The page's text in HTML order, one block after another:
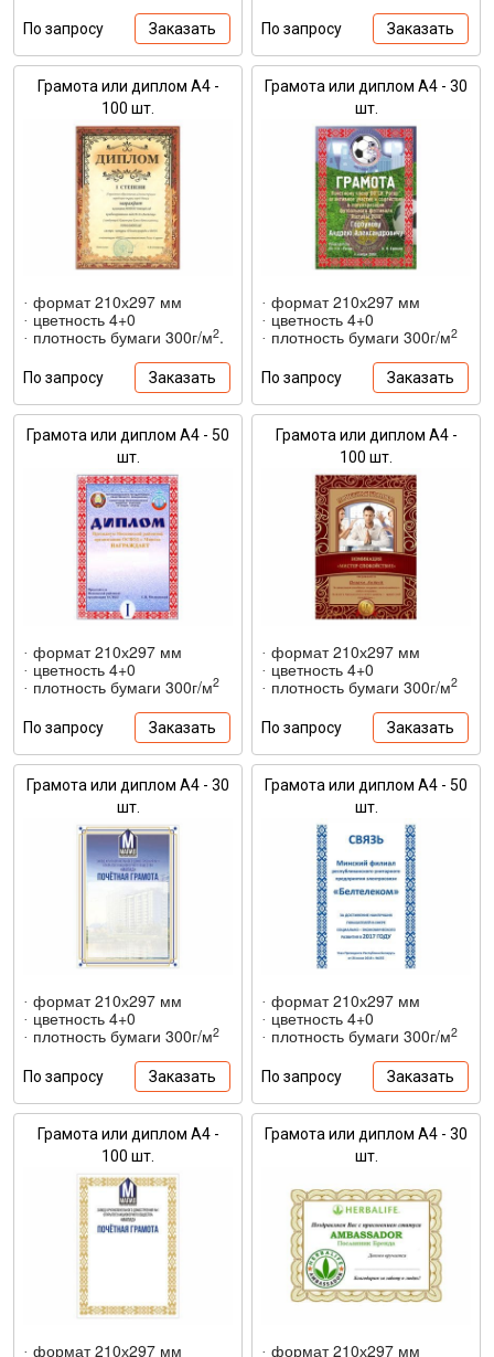
По запросу Заказать По запросу Заказать
Грамота или диплом А4 -
100 шт.
· формат 210х297 мм
· цветность 4+0
· плотность бумаги 300г/м2.
По запросу Заказать
Грамота или диплом А4 - 30
шт.
· формат 210х297 мм
· цветность 4+0
· плотность бумаги 300г/м2
По запросу Заказать
Грамота или диплом А4 - 50
шт.
· формат 210х297 мм
· цветность 4+0
· плотность бумаги 300г/м2
По запросу Заказать
Грамота или диплом А4 -
100 шт.
· формат 210х297 мм
· цветность 4+0
· плотность бумаги 300г/м2
По запросу Заказать
Грамота или диплом А4 - 30
шт.
· формат 210х297 мм
· цветность 4+0
· плотность бумаги 300г/м2
По запросу Заказать
Грамота или диплом А4 - 50
шт.
· формат 210х297 мм
· цветность 4+0
· плотность бумаги 300г/м2
По запросу Заказать
Грамота или диплом А4 -
100 шт.
· формат 210х297 мм
Грамота или диплом А4 - 30
шт.
· формат 210х297 мм